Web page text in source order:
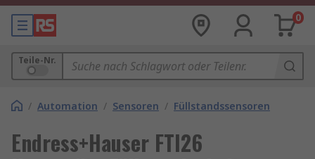
0
Teile-Nr.
/ Automation / Sensoren / Füllstandssensoren
Endress+Hauser FTI26